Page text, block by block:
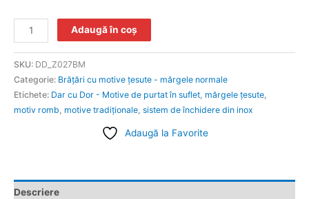
Adaugă în coș
SKU: DD_Z027BM
Categorie: Brăţări cu motive țesute - mărgele normale
Etichete: Dar cu Dor - Motive de purtat în suflet mărgele ţesute
motiv romb motive tradiţionale sistem de închidere din inox
Adaugă la Favorite
Descriere